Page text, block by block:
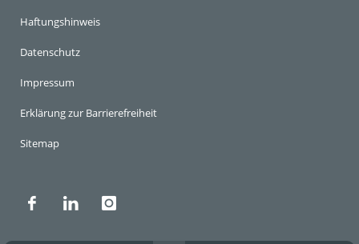
Haftungshinweis
Datenschutz
Impressum
Erklärung zur Barrierefreiheit
Sitemap